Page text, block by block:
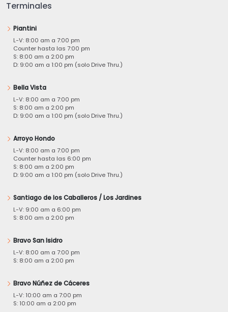
Terminales
Piantini
L-V: 8:00 am a 7:00 pm
Counter hasta las 7:00 pm
S: 8:00 am a 2:00 pm
D: 9:00 am a 1:00 pm (solo Drive Thru.)
Bella Vista
L-V: 8:00 am a 7:00 pm
S: 8:00 am a 2:00 pm
D: 9:00 am a 1:00 pm (solo Drive Thru.)
Arroyo Hondo
L-V: 8:00 am a 7:00 pm
Counter hasta las 6:00 pm
S: 8:00 am a 2:00 pm
D: 9:00 am a 1:00 pm (solo Drive Thru.)
Santiago de los Caballeros / Los Jardines
L-V: 9:00 am a 6:00 pm
S: 8:00 am a 2:00 pm
Bravo San Isidro
L-V: 8:00 am a 7:00 pm
S: 8:00 am a 2:00 pm
Bravo Núñez de Cáceres
L-V: 10:00 am a 7:00 pm
S: 10:00 am a 2:00 pm